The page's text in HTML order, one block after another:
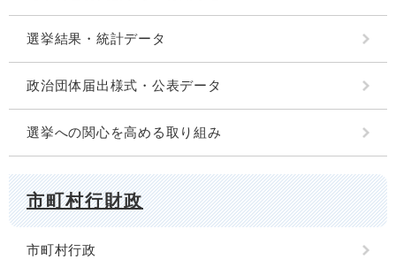
選挙結果・統計データ
政治団体届出様式・公表データ
選挙への関心を高める取り組み
市町村行財政
市町村行政